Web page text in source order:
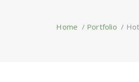
Home / Portfolio /